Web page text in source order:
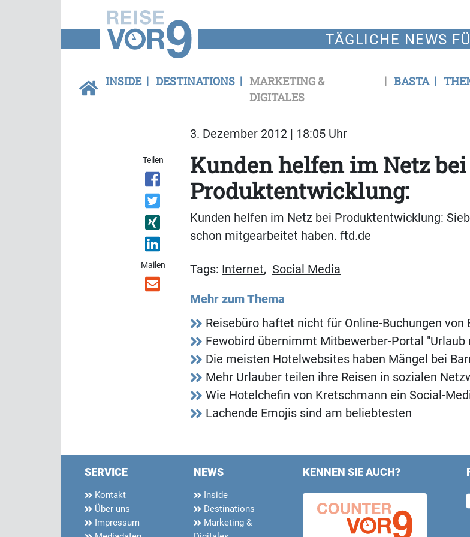
TÄGLICHE NEWS
INSIDE DESTINATIONS
MARKETING &
DIGITALES
BASTA
3. Dezember 2012 | 18:05 Uhr
Teilen
Mailen
Kunden helfen im Netz bei
Produktentwicklung:
Kunden helfen im Netz bei Produktentwicklung:
schon mitgearbeitet haben. ftd.de
Tags: Internet, Social Media
Mehr zum Thema
Reisebüro haftet nicht für Online-Buchungen von
Fewobird übernimmt Mitbewerber-Portal "Urlaub
Die meisten Hotelwebsites haben Mängel bei
Mehr Urlauber teilen ihre Reisen in sozialen
Wie Hotelchefin von Kretschmann ein Social-
Lachende Emojis sind am beliebtesten
SERVICE
Kontakt
Über uns
Impressum
NEWS
Inside
Destinations
Marketing &
KENNEN SIE AUCH?